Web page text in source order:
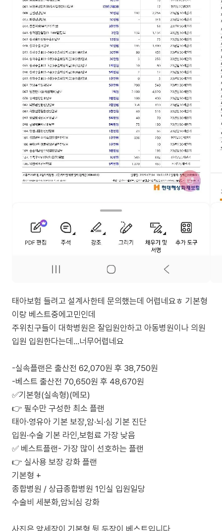
태아보험 들려고 설계사한테 문의했는데 어렵네요ㅎ 기본형
이랑 베스트중에고민인데
주위친구들이 대학병원은 잘입원안하고 아동병원이나 의원
입원 입원한다는데...너무어렵네요
-실속플랜은 출산전 62,070원 후 38,750원
-베스트 출산전 70,650원 후 48,670원
✅기본형(실속형)(메모)
👉 필수만 구성한 최소 플랜
태아·영유아 기본 보장,암·뇌·심 기본 진단
입원·수술 기본 라인,보험료 가장 낮음
✅ 베스트플랜- 가장 많이 선호하는 플랜
👉 실사용 보장 강화 플랜
기본형 +
종합병원 / 상급종합병원 1인실 입원일당
수술비 세분화,암뇌심 강화